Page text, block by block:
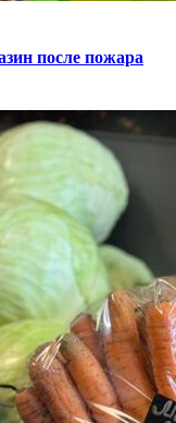
после пожара